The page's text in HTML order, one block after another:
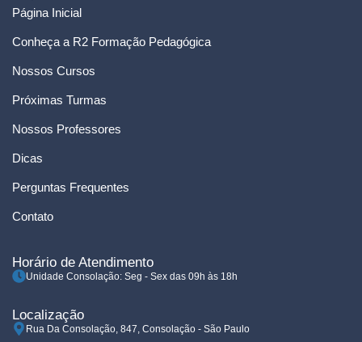
Página Inicial
Conheça a R2 Formação Pedagógica
Nossos Cursos
Próximas Turmas
Nossos Professores
Dicas
Perguntas Frequentes
Contato
Horário de Atendimento
Unidade Consolação: Seg - Sex das 09h às 18h
Localização
Rua Da Consolação, 847, Consolação - São Paulo